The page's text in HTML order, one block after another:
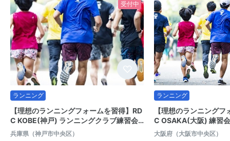
受付中
ランニング
【理想のランニングフォームを習得】RD
C KOBE(神戸) ランニングクラブ練習会…
兵庫県（神戸市中央区）
ランニング
【理想のランニング
C OSAKA(大阪) 練習
大阪府（大阪市中央区）